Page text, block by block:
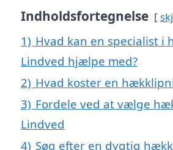
Indholdsfortegnelse
1) Hvad kan en specialist i
Lindved hjælpe med?
2) Hvad koster en
3) Fordele ved at vælge
Lindved
4) Søg efter en dygtig